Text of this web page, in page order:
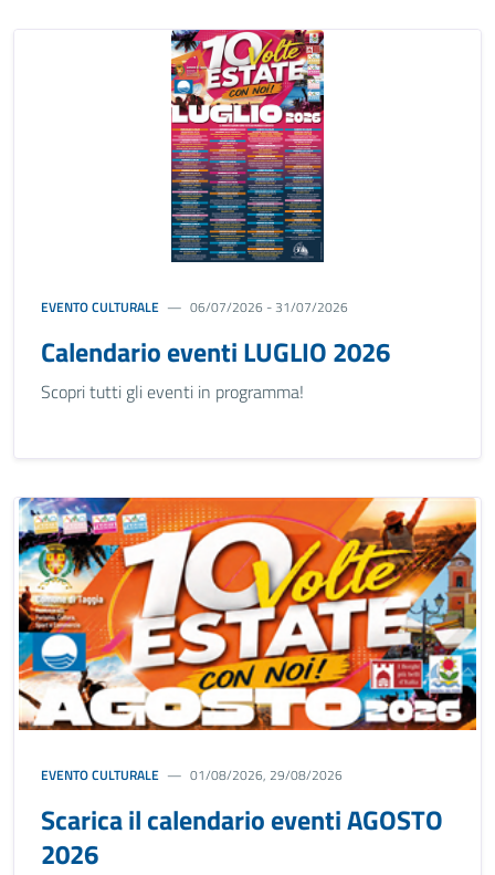
EVENTO CULTURALE 06/07/2026 - 31/07/2026
Calendario eventi LUGLIO 2026
Scopri tutti gli eventi in programma!
EVENTO CULTURALE 01/08/2026, 29/08/2026
Scarica il calendario eventi AGOSTO
2026